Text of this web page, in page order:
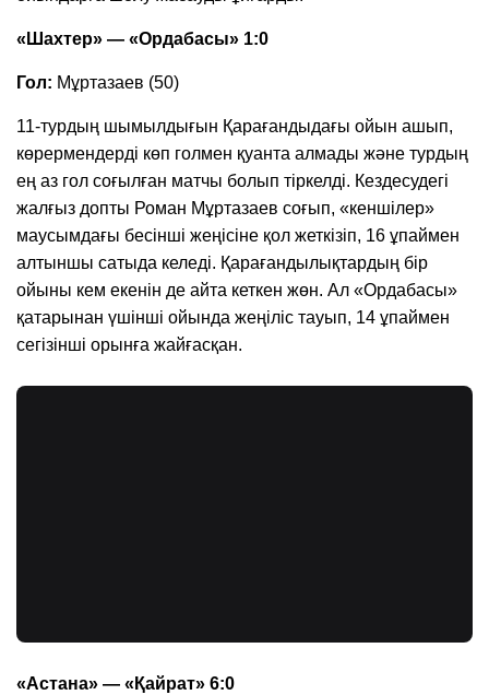
«Шахтер» — «Ордабасы» 1:0
Гол: Мұртазаев (50)
11-турдың шымылдығын Қарағандыдағы ойын ашып,
көрермендерді көп голмен қуанта алмады және турдың
ең аз гол соғылған матчы болып тіркелді. Кездесудегі
жалғыз допты Роман Мұртазаев соғып, «кеншілер»
маусымдағы бесінші жеңісіне қол жеткізіп, 16 ұпаймен
алтыншы сатыда келеді. Қарағандылықтардың бір
ойыны кем екенін де айта кеткен жөн. Ал «Ордабасы»
қатарынан үшінші ойында жеңіліс тауып, 14 ұпаймен
сегізінші орынға жайғасқан.
«Астана» — «Қайрат» 6:0